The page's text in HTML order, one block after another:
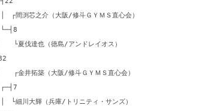
渕芯之介（大阪/修斗ＧＹＭＳ直心会）
達也（徳島/アンドレイオス）
拓築（大阪/修斗ＧＹＭＳ直心会）
川大輝（兵庫/トリニティ・サンズ）